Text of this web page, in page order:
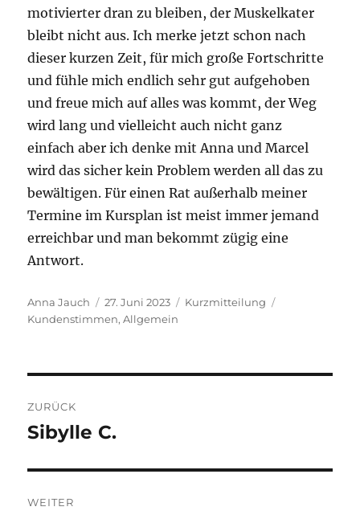
motivierter dran zu bleiben, der Muskelkater
bleibt nicht aus. Ich merke jetzt schon nach
dieser kurzen Zeit, für mich große Fortschritte
und fühle mich endlich sehr gut aufgehoben
und freue mich auf alles was kommt, der Weg
wird lang und vielleicht auch nicht ganz
einfach aber ich denke mit Anna und Marcel
wird das sicher kein Problem werden all das zu
bewältigen. Für einen Rat außerhalb meiner
Termine im Kursplan ist meist immer jemand
erreichbar und man bekommt zügig eine
Antwort.
Autor
Anna Jauch
Veröffentlicht
am
27. Juni 2023 Format
Kurzmitteilung
Kundenstimmen,Allgemein
ZURÜCK
Vorheriger
Sibylle C.
WEITER